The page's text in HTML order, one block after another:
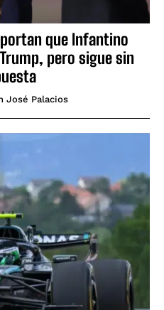
que Infantino
pero sigue sin
José Palacios